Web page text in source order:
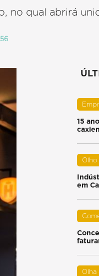
no qual abrirá
15
em
Olha